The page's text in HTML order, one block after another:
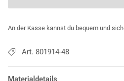
An der Kasse kannst du bequem und
Art. 801914-48
Materialdetails